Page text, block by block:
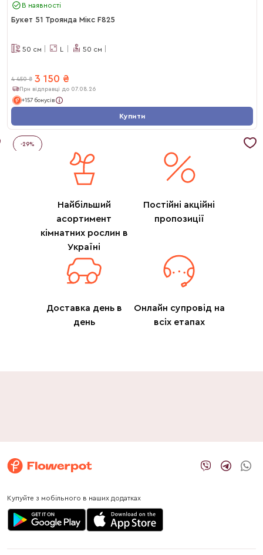
В наявності
Букет 51 Троянда Мікс F825
50 см L 50 см
4 450 ₴ 3 150 ₴
При відправці до 07.08.26
+157 бонусів
Купити
-29%
Найбільший
асортимент
кімнатних рослин в
Україні
Постійні акційні
пропозиції
Доставка день в
день
Онлайн супровід на
всіх етапах
Купуйте з мобільного в наших додатках